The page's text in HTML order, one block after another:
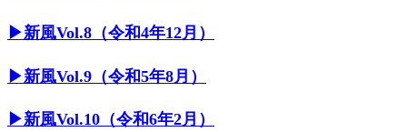
▶︎新風Vol.8（令和4年12月）
▶︎新風Vol.9（令和5年8月）
▶︎新風Vol.10（令和6年2月）